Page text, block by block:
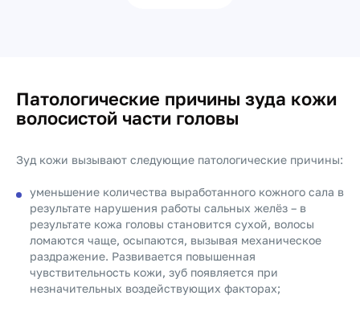
Патологические причины зуда кожи
волосистой части головы
Зуд кожи вызывают следующие патологические причины:
уменьшение количества выработанного кожного сала в
результате нарушения работы сальных желёз – в
результате кожа головы становится сухой, волосы
ломаются чаще, осыпаются, вызывая механическое
раздражение. Развивается повышенная
чувствительность кожи, зуб появляется при
незначительных воздействующих факторах;